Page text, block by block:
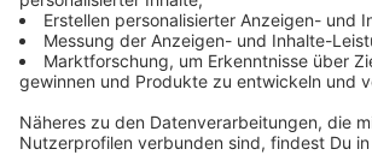
Daten zu Ihren
sammeln. Bitte lesen Sie
Details durch und stimmen
Video anzusehen.